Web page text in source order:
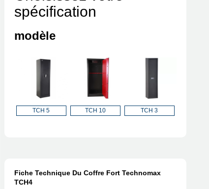
spécification
modèle
TCH 5 TCH 10 TCH 3
Fiche Technique Du Coffre Fort Technomax
TCH4